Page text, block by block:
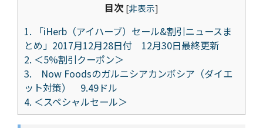
目次 [非表示]
1. 「iHerb（アイハーブ）セール&割引ニュースま
とめ」2017月12月28日付 12月30日最終更新
2. ＜5%割引クーポン＞
3. Now Foodsのガルニシアカンボシア（ダイエ
ット対策） 9.49ドル
4. ＜スペシャルセール＞